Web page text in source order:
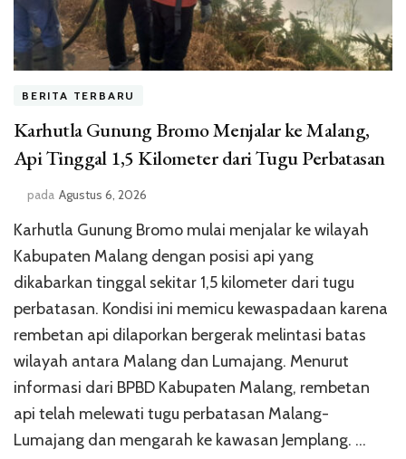
BERITA TERBARU
Karhutla Gunung Bromo Menjalar ke Malang,
Api Tinggal 1,5 Kilometer dari Tugu Perbatasan
pada Agustus 6, 2026
Karhutla Gunung Bromo mulai menjalar ke wilayah
Kabupaten Malang dengan posisi api yang
dikabarkan tinggal sekitar 1,5 kilometer dari tugu
perbatasan. Kondisi ini memicu kewaspadaan karena
rembetan api dilaporkan bergerak melintasi batas
wilayah antara Malang dan Lumajang. Menurut
informasi dari BPBD Kabupaten Malang, rembetan
api telah melewati tugu perbatasan Malang-
Lumajang dan mengarah ke kawasan Jemplang. …